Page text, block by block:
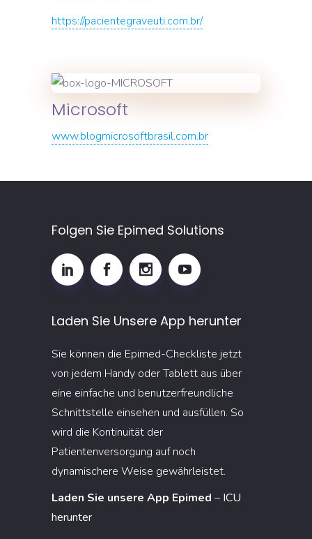
https://pacientegraveuti.com.br/
Microsoft
www.blogmicrosoftbrasil.com.br
Folgen Sie Epimed Solutions
Laden Sie Unsere App herunter
Sie können die Epimed-Checkliste jetzt
von jedem Handy oder Tablett aus über
eine einfache und benutzerfreundliche
Schnittstelle einsehen und ausfüllen. So
wird die Kontinuität der
Patientenversorgung auf noch
dynamischere Weise gewährleistet.
Laden Sie unsere App Epimed – ICU
herunter